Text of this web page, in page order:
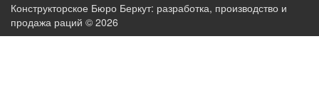
Конструкторское Бюро Беркут: разработка, производство и
продажа раций © 2026